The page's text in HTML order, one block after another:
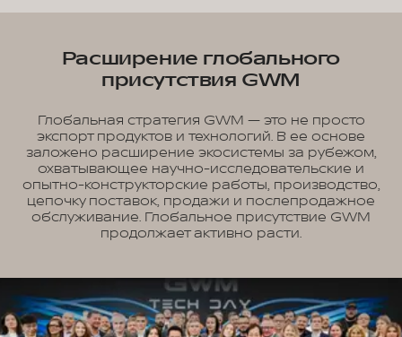
Расширение глобального
присутствия GWM
Глобальная стратегия GWM — это не просто
экспорт продуктов и технологий. В ее основе
заложено расширение экосистемы за рубежом,
охватывающее научно-исследовательские и
опытно-конструкторские работы, производство,
цепочку поставок, продажи и послепродажное
обслуживание. Глобальное присутствие GWM
продолжает активно расти.